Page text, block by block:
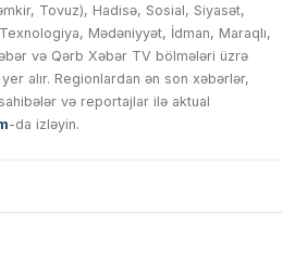
Tovuz), Hadisə, Sosial, Siyasət,
Mədəniyyət, İdman, Maraqlı,
və Qərb Xəbər TV bölmələri üzrə
alır. Regionlardan ən son xəbərlər,
və reportajlar ilə aktual
-da izləyin.